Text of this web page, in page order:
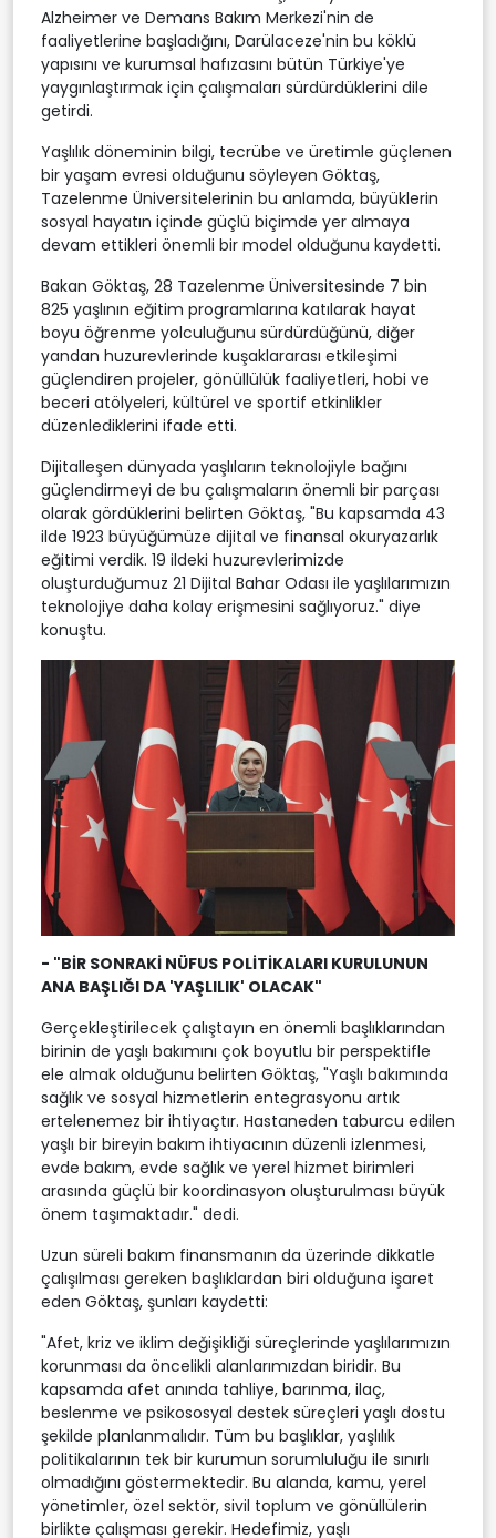
Alzheimer ve Demans Bakım Merkezi'nin de
faaliyetlerine başladığını, Darülaceze'nin bu köklü
yapısını ve kurumsal hafızasını bütün Türkiye'ye
yaygınlaştırmak için çalışmaları sürdürdüklerini dile
getirdi.
Yaşlılık döneminin bilgi, tecrübe ve üretimle güçlenen
bir yaşam evresi olduğunu söyleyen Göktaş,
Tazelenme Üniversitelerinin bu anlamda, büyüklerin
sosyal hayatın içinde güçlü biçimde yer almaya
devam ettikleri önemli bir model olduğunu kaydetti.
Bakan Göktaş, 28 Tazelenme Üniversitesinde 7 bin
825 yaşlının eğitim programlarına katılarak hayat
boyu öğrenme yolculuğunu sürdürdüğünü, diğer
yandan huzurevlerinde kuşaklararası etkileşimi
güçlendiren projeler, gönüllülük faaliyetleri, hobi ve
beceri atölyeleri, kültürel ve sportif etkinlikler
düzenlediklerini ifade etti.
Dijitalleşen dünyada yaşlıların teknolojiyle bağını
güçlendirmeyi de bu çalışmaların önemli bir parçası
olarak gördüklerini belirten Göktaş, "Bu kapsamda 43
ilde 1923 büyüğümüze dijital ve finansal okuryazarlık
eğitimi verdik. 19 ildeki huzurevlerimizde
oluşturduğumuz 21 Dijital Bahar Odası ile yaşlılarımızın
teknolojiye daha kolay erişmesini sağlıyoruz." diye
konuştu.
- "BİR SONRAKİ NÜFUS POLİTİKALARI KURULUNUN
ANA BAŞLIĞI DA 'YAŞLILIK' OLACAK"
Gerçekleştirilecek çalıştayın en önemli başlıklarından
birinin de yaşlı bakımını çok boyutlu bir perspektifle
ele almak olduğunu belirten Göktaş, "Yaşlı bakımında
sağlık ve sosyal hizmetlerin entegrasyonu artık
ertelenemez bir ihtiyaçtır. Hastaneden taburcu edilen
yaşlı bir bireyin bakım ihtiyacının düzenli izlenmesi,
evde bakım, evde sağlık ve yerel hizmet birimleri
arasında güçlü bir koordinasyon oluşturulması büyük
önem taşımaktadır." dedi.
Uzun süreli bakım finansmanın da üzerinde dikkatle
çalışılması gereken başlıklardan biri olduğuna işaret
eden Göktaş, şunları kaydetti:
"Afet, kriz ve iklim değişikliği süreçlerinde yaşlılarımızın
korunması da öncelikli alanlarımızdan biridir. Bu
kapsamda afet anında tahliye, barınma, ilaç,
beslenme ve psikososyal destek süreçleri yaşlı dostu
şekilde planlanmalıdır. Tüm bu başlıklar, yaşlılık
politikalarının tek bir kurumun sorumluluğu ile sınırlı
olmadığını göstermektedir. Bu alanda, kamu, yerel
yönetimler, özel sektör, sivil toplum ve gönüllülerin
birlikte çalışması gerekir. Hedefimiz, yaşlı